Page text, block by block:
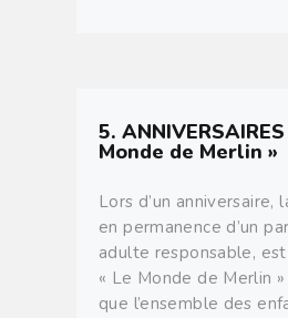
5.
Monde de Merlin »
Lors d’un anniversaire,
en permanence d’un
adulte responsable,
« Le Monde de Merlin
que l’ensemble des